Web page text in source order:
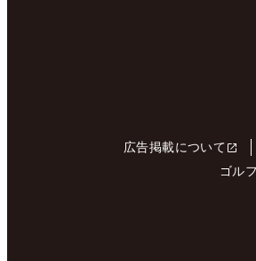
広告掲載について
ゴル